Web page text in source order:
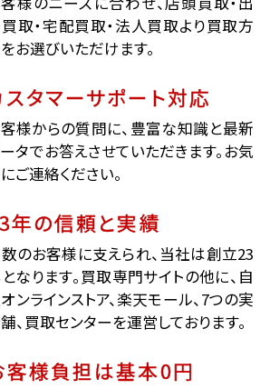
取・宅配買取・法人買取より買取方
お選びいただけます。
スタマーサポート対応
様からの質問に、豊富な知識と最新
タでお答えさせていただきます。お気
ご連絡ください。
年の信頼と実績
のお客様に支えられ、当社は創立23
なります。買取専門サイトの他に、自
ンラインストア、楽天モール、7つの実
、買取センターを運営しております。
客様負担は基本0円